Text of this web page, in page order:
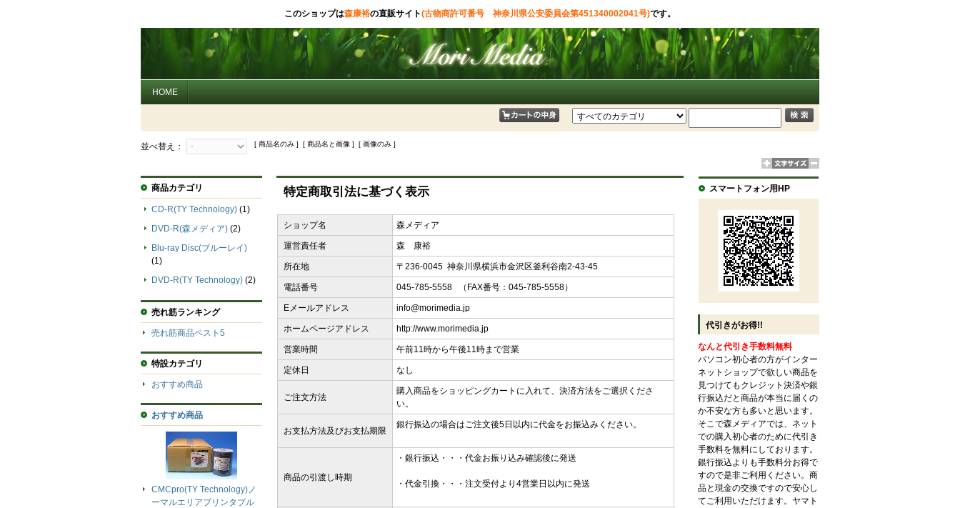
このショップは森康裕の直販サイト(古物商許可番号 神奈川県公安委員会第451340002041号)です。
HOME
並べ替え： [ 商品名のみ ] [ 商品名と画像 ] [ 画像のみ ]
特定商取引法に基づく表示
ショップ名 森メディア
運営責任者 森 康裕
所在地 〒236-0045 神奈川県横浜市金沢区釜利谷南2-43-45
電話番号 045-785-5558 （FAX番号：045-785-5558）
Eメールアドレス info@morimedia.jp
ホームページアドレス http://www.morimedia.jp
営業時間 午前11時から午後11時まで営業
定休日 なし
ご注文方法
購入商品をショッピングカートに入れて、決済方法をご選択くださ
い。
お支払方法及びお支払期限
銀行振込の場合はご注文後5日以内に代金をお振込みください。
商品の引渡し時期
・銀行振込・・・代金お振り込み確認後に発送
・代金引換・・・注文受付より4営業日以内に発送
商品カテゴリ
CD-R(TY Technology) (1)
DVD-R(森メディア) (2)
Blu-ray Disc(ブルーレイ)
(1)
DVD-R(TY Technology) (2)
売れ筋ランキング
売れ筋商品ベスト5
特設カテゴリ
おすすめ商品
おすすめ商品
CMCpro(TY Technology)ノ
ーマルエリアプリンタブル
スマートフォン用HP
代引きがお得!!
なんと代引き手数料無料
パソコン初心者の方がインター
ネットショップで欲しい商品を
見つけてもクレジット決済や銀
行振込だと商品が本当に届くの
か不安な方も多いと思います。
そこで森メディアでは、ネット
での購入初心者のために代引き
手数料を無料にしております。
銀行振込よりも手数料分お得で
すので是非ご利用ください。商
品と現金の交換ですので安心し
てご利用いただけます。ヤマト